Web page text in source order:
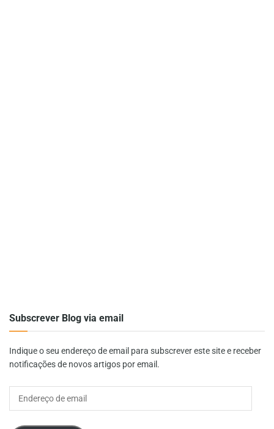
Subscrever Blog via email
Indique o seu endereço de email para subscrever este site e receber
notificações de novos artigos por email.